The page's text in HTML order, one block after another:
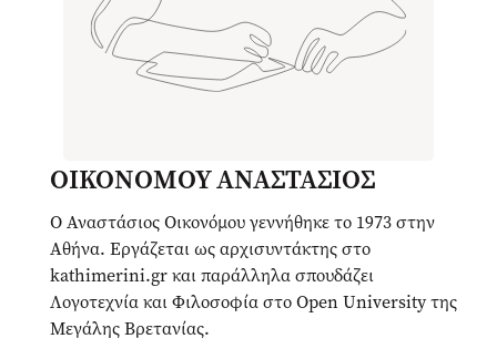
ΟΙΚΟΝΟΜΟΥ ΑΝΑΣΤΑΣΙΟΣ
Ο Αναστάσιος Οικονόμου γεννήθηκε το 1973 στην
Αθήνα. Εργάζεται ως αρχισυντάκτης στο
kathimerini.gr και παράλληλα σπουδάζει
Λογοτεχνία και Φιλοσοφία στο Open University της
Μεγάλης Βρετανίας.